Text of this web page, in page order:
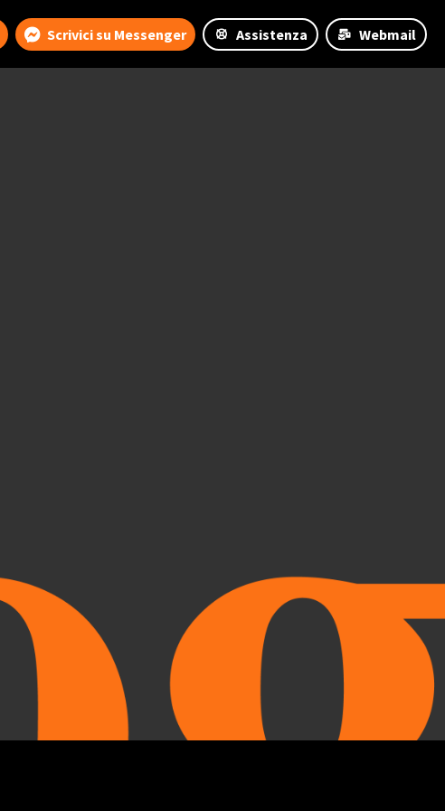
Scrivici su Messenger Assistenza Webmail